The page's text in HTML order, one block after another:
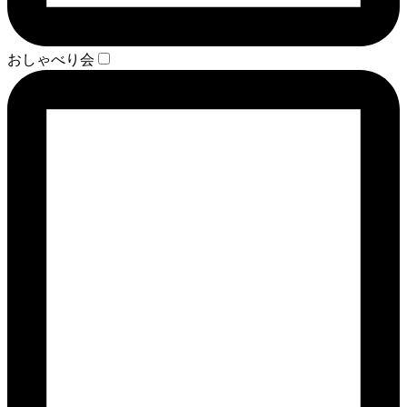
おしゃべり会